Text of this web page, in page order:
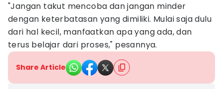
"Jangan takut mencoba dan jangan minder
dengan keterbatasan yang dimiliki. Mulai saja dulu
dari hal kecil, manfaatkan apa yang ada, dan
terus belajar dari proses," pesannya.
Share Article